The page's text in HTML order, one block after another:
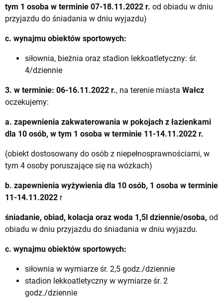
tym 1 osoba w terminie 07-18.11.2022 r. od obiadu w dniu
przyjazdu do śniadania w dniu wyjazdu)
c. wynajmu obiektów sportowych:
siłownia, bieżnia oraz stadion lekkoatletyczny: śr.
4/dziennie
3. w terminie: 06-16.11.2022 r., na terenie miasta Wałcz
oczekujemy:
a. zapewnienia zakwaterowania w pokojach z łazienkami
dla 10 osób, w tym 1 osoba w terminie 11-14.11.2022 r.
(obiekt dostosowany do osób z niepełnosprawnościami, w
tym 4 osoby poruszające się na wózkach)
b. zapewnienia wyżywienia dla 10 osób, 1 osoba w terminie
11-14.11.2022 r
śniadanie, obiad, kolacja oraz woda 1,5l dziennie/osoba, od
obiadu w dniu przyjazdu do śniadania w dniu wyjazdu.
c. wynajmu obiektów sportowych:
siłownia w wymiarze śr. 2,5 godz./dziennie
stadion lekkoatletyczny w wymiarze śr. 2
godz./dziennie